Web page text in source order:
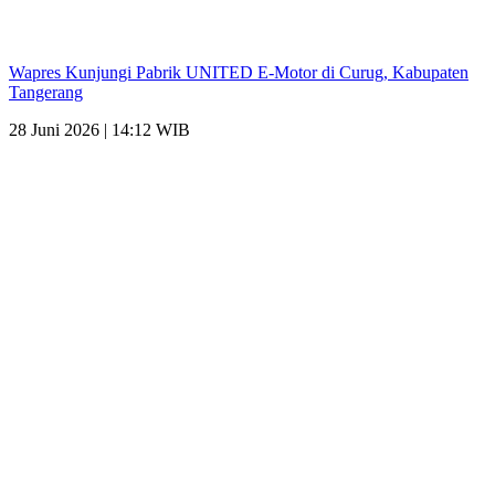
Wapres Kunjungi Pabrik UNITED E-Motor di Curug, Kabupaten
Tangerang
28 Juni 2026 | 14:12 WIB